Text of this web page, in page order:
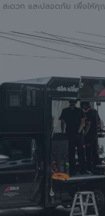
สะดวก และปลอดภัย เพื่อให้